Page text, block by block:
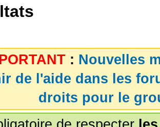
: Nouvelles
de l'aide dans les
droits pour le